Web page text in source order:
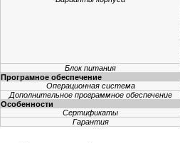
Блок питания
Програмное обеспечение
Операционная система
Дополнительное программное обеспечение
Особенности
Сертификаты
Гарантия